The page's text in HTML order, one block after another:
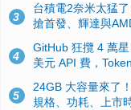
3
台積電2奈米太猛
搶首發、輝達與
4
GitHub 狂攬 4 萬
美元 API 費，
5
24GB 大容量來了
規格、功耗、上市